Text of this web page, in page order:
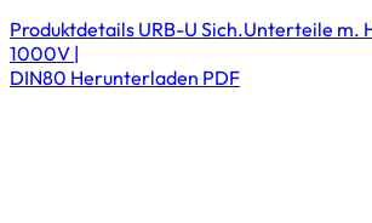
Produktdetails URB-U Sich.Unterteile m.
1000V |
DIN80 Herunterladen PDF